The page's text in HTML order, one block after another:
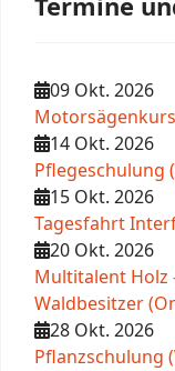
09 Okt. 2026
14 Okt. 2026
Pflegeschulung
15 Okt. 2026
Tagesfahrt
20 Okt. 2026
Multitalent Holz
Waldbesitzer
28 Okt. 2026
Pflanzschulung